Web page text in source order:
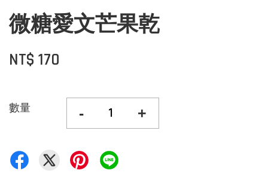
微糖愛文芒果乾
NT$ 170
數量 - +